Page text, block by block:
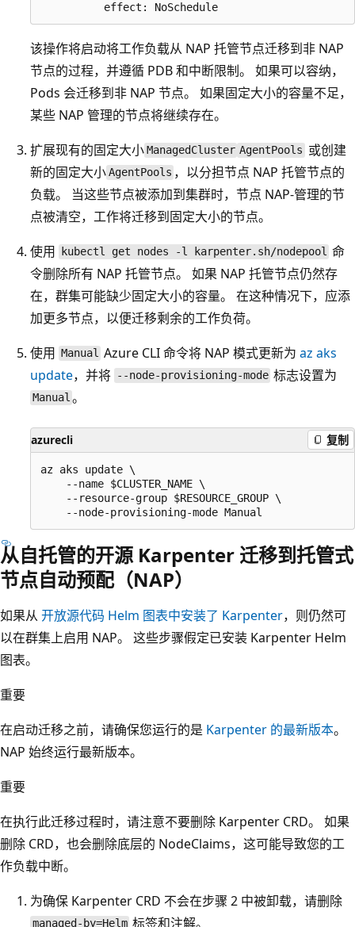
该操作将启动将工作负载从 NAP 托管节点迁移到非 NAP
节点的过程，并遵循 PDB 和中断限制。 如果可以容纳，
Pods 会迁移到非 NAP 节点。 如果固定大小的容量不足，
某些 NAP 管理的节点将继续存在。
扩展现有的固定大小ManagedCluster AgentPools 或创建
新的固定大小AgentPools ，以分担节点 NAP 托管节点的
负载。 当这些节点被添加到集群时，节点 NAP-管理的节
点被清空，工作将迁移到固定大小的节点。
使用
kubectl get nodes -l karpenter.sh/nodepool 命
令删除所有 NAP 托管节点。 如果 NAP 托管节点仍然存
在，群集可能缺少固定大小的容量。 在这种情况下，应添
加更多节点，以便迁移剩余的工作负荷。
使用 Manual Azure CLI 命令将 NAP 模式更新为az aks
update，并将 --node-provisioning-mode 标志设置为
Manual 。
azurecli 复制
az aks update \
    --name $CLUSTER_NAME \
    --resource-group $RESOURCE_GROUP \
从自托管的开源 Karpenter 迁移到托管式
节点自动预配（NAP）
如果从 开放源代码 Helm 图表中安装了 Karpenter，则仍然可
以在群集上启用 NAP。 这些步骤假定已安装 Karpenter Helm
图表。
重要
在启动迁移之前，请确保您运行的是 Karpenter 的最新版本。
NAP 始终运行最新版本。
重要
在执行此迁移过程时，请注意不要删除 Karpenter CRD。 如果
删除 CRD，也会删除底层的 NodeClaims，这可能导致您的工
作负载中断。
为确保 Karpenter CRD 不会在步骤 2 中被卸载，请删除
managed-by=Helm 标签和注解。